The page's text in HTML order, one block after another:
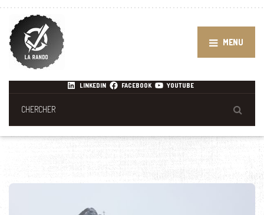
MENU
LINKEDIN FACEBOOK YOUTUBE